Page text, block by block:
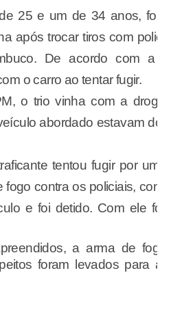
25 e um de 34 anos,
após trocar tiros com
De acordo com a
o carro ao tentar fugir.
o trio vinha com a
abordado estavam
tentou fugir por
fogo contra os policiais,
e foi detido. Com ele
a arma de
foram levados para a